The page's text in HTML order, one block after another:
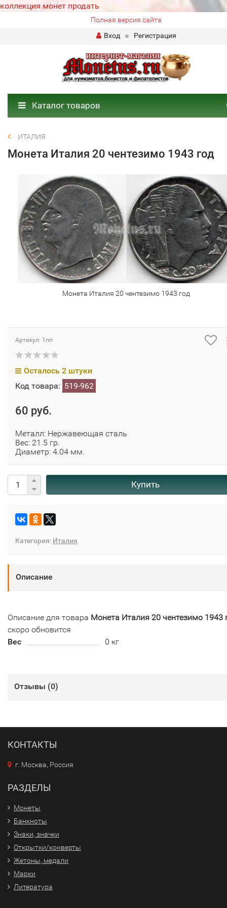
коллекция монет продать
Полная версия сайта
Вход
Регистрация
Каталог товаров
ИТАЛИЯ
Монета Италия 20 чентезимо 1943 год
Монета Италия 20 чентезимо 1943 год
Артикул: 1пп
Осталось 2 штуки
Код товара: 519-962
60 руб.
Металл: Нержавеющая сталь
Вес: 21.5 гр.
Диаметр: 4.04 мм.
Купить
Категория: Италия
Описание
Описание для товара Монета Италия 20 чентезимо 1943
скоро обновится
Вес
0 кг
Отзывы (0)
КОНТАКТЫ
г. Москва, Россия
РАЗДЕЛЫ
Монеты
Банкноты
Знаки, значки
Открытки/конверты
Жетоны, медали
Марки
Литература